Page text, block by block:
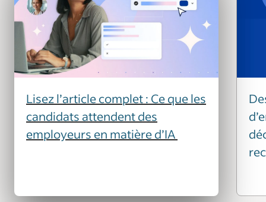
Lisez l’article complet : Ce que les
candidats attendent des
employeurs en matière d’IA